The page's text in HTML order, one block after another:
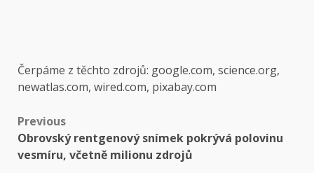
Čerpáme z těchto zdrojů: google.com, science.org,
newatlas.com, wired.com, pixabay.com
Post
navigation
Previous
Obrovský rentgenový snímek pokrývá polovinu
vesmíru, včetně milionu zdrojů